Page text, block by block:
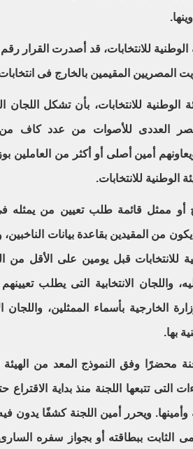
المصريين المقيمين بالخارج فى
الوطنية للانتخابات، بأن تشكل اللجان
العددى للأصوات من عدد كاف من
أمين أصلى أو أكثر من العاملين
الوطنية للانتخابات.
ممثل قائمة طلب تعيين من يمثله فى
من المقيدين بقاعدة بيانات الناخبين،
للانتخابات قبل يومين على الأقل من
واللجان الانتخابية التى يطلب
الخارجية بأسماء الممثلين، واللجان
بها.
محضرًا وفق النموذج المعد من الهيئة
التى تتبعها اللجنة منذ بداية
وأمينها. ويحرر أمين اللجنة كشفًا يدون
الثابت ببطاقته أو بجواز سفره السارى